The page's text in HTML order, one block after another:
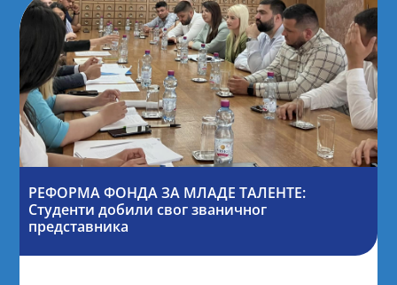
РЕФОРМА ФОНДА ЗА МЛАДЕ ТАЛЕНТЕ:
Студенти добили свог званичног
представника